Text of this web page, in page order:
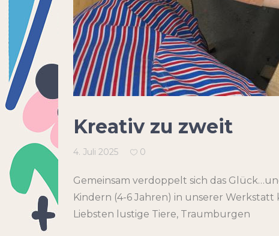
Kreativ zu zweit
4. Juli 2025 0
Gemeinsam verdoppelt sich das
Kindern (4-6 Jahren) in unserer
Liebsten lustige Tiere, Traumburgen